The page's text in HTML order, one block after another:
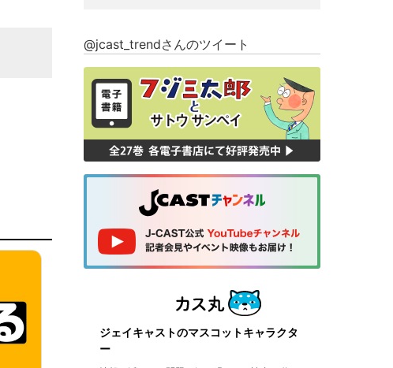
@jcast_trendさんのツイート
ジェイキャストのマスコットキャラクタ
ー